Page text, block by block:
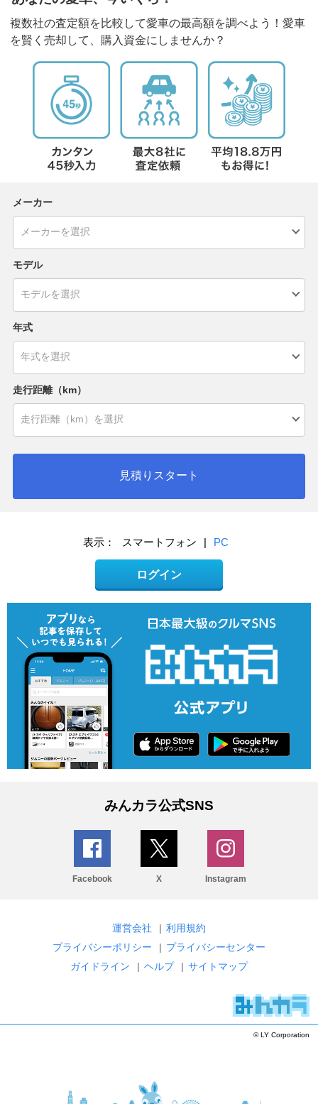
複数社の査定額を比較して愛車の最高額を調べよう！愛車
を賢く売却して、購入資金にしませんか？
メーカー
モデル
年式
走行距離（km）
見積りスタート
表示： スマートフォン | PC
ログイン
みんカラ公式SNS
Facebook X Instagram
運営会社 | 利用規約
プライバシーポリシー
| プライバシーセンター
ガイドライン
| ヘルプ | サイトマップ
© LY Corporation